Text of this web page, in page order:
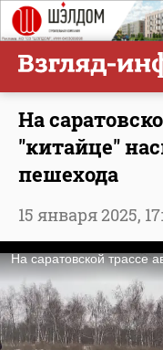
На
"китайце"
пешехода
15 января 2025,